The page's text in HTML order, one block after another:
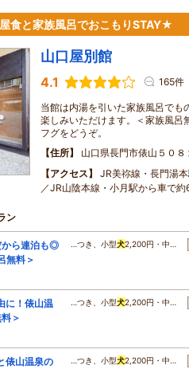
食と家族風呂でおこもりSTAY★
山口屋別館
4.1 165件
当館は内湯を引いた家族風呂でも
楽しみいただけます。＜家族風呂
フグをどうぞ。
住所
山口県長門市俵山５０８
アクセス
JR美祢線・長門湯
／JR山陰本線・小月駅から車で
ン
から連泊も◎
無料＞
…つき、小型犬2,200円・中…
に！俵山温
＞
…つき、小型犬2,200円・中…
俵山温泉の
…つき、小型犬2,200円・中…